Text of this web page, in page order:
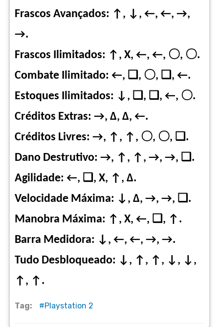
Frascos Avançados: ↑, ↓, ←, ←, →,
→.
Frascos Ilimitados: ↑, X, ←, ←, 〇, 〇.
Combate Ilimitado: ←, ❑, 〇, ❑, ←.
Estoques Ilimitados: ↓, ❑, ❑, ←, 〇.
Créditos Extras: →, Δ, Δ, ←.
Créditos Livres: →, ↑, ↑, 〇, 〇, ❑.
Dano Destrutivo: →, ↑, ↑, →, →, ❑.
Agilidade: ←, ❑, X, ↑, Δ.
Velocidade Máxima: ↓, Δ, →, →, ❑.
Manobra Máxima: ↑, X, ←, ❑, ↑.
Barra Medidora: ↓, ←, ←, →, →.
Tudo Desbloqueado: ↓, ↑, ↑, ↓, ↓,
↑, ↑.
Tag: Playstation 2